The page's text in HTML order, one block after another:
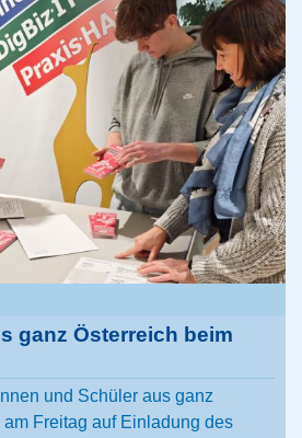
ganz Österreich beim
und Schüler aus ganz
Freitag auf Einladung des